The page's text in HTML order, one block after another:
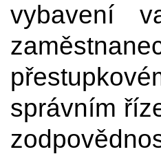
vybavení
správním